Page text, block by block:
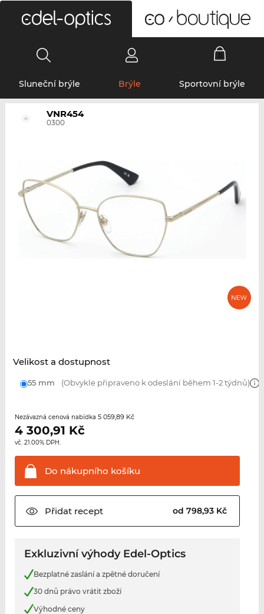
Sluneční brýle Brýle Sportovní brýle
VNR454
0300
Velikost a dostupnost
55 mm (Obvykle připraveno k odeslání během 1-2 týdnů)
Nezávazná cenová nabídka 5 059,89 Kč
4 300,91 Kč
vč. 21.00% DPH.
Do nákupního košíku
Přidatrecept od 798,93 Kč
Exkluzivní výhody Edel-Optics
Bezplatné zaslání a zpětné doručení
30 dnů právo vrátit zboží
Výhodné ceny